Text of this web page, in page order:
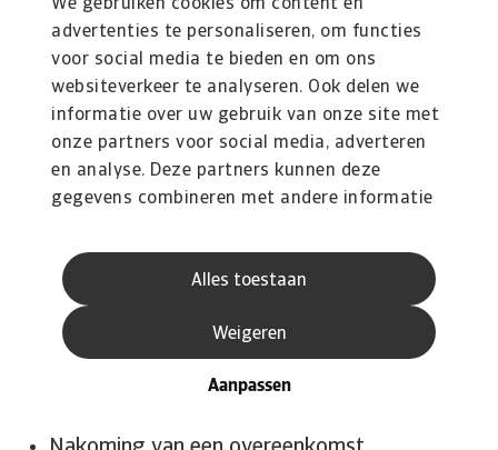
We gebruiken cookies om content en
advertenties te personaliseren, om functies
voor social media te bieden en om ons
websiteverkeer te analyseren. Ook delen we
informatie over uw gebruik van onze site met
onze partners voor social media, adverteren
en analyse. Deze partners kunnen deze
gegevens combineren met andere informatie
verzameld op basis van uw gebruik van hun
services.
Alles toestaan
Aanpassen
Weigeren
risico's van wanbetaling in verband met
de verkoop van goederen en diensten.
Om onze bedrijfsactiviteiten als
internationale groep van ondernemingen
effectief uit te voeren.
Voor zover nodig voor het aangaan en
nakomen van overeenkomsten met de
Om ons bedrijf, onze informatie en onze
bezittingen te beschermen, inclusief om
onze rechten uit te oefenen of ons te
verdedigen tegen (potentiële)
rechtsvorderingen.